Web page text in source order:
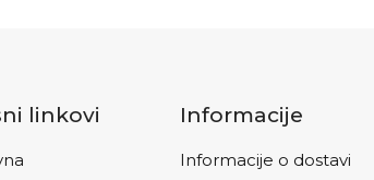
linkovi Informacije
Informacije o dostavi